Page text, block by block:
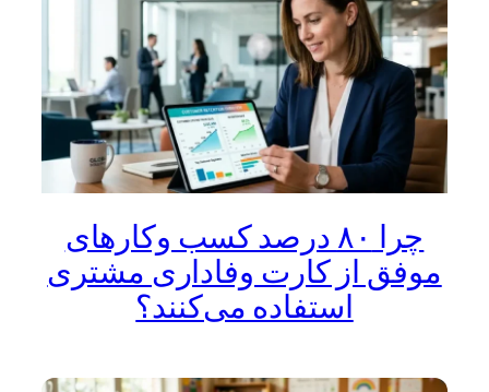
چرا ۸۰ درصد کسب‌ وکارهای
موفق از کارت وفاداری مشتری
استفاده می‌کنند؟